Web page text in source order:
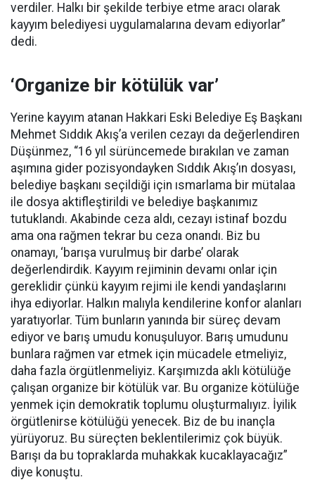
verdiler. Halkı bir şekilde terbiye etme aracı olarak
kayyım belediyesi uygulamalarına devam ediyorlar”
dedi.
‘Organize bir kötülük var’
Yerine kayyım atanan Hakkari Eski Belediye Eş Başkanı
Mehmet Sıddık Akış’a verilen cezayı da değerlendiren
Düşünmez, “16 yıl sürüncemede bırakılan ve zaman
aşımına gider pozisyondayken Sıddık Akış’ın dosyası,
belediye başkanı seçildiği için ısmarlama bir mütalaa
ile dosya aktifleştirildi ve belediye başkanımız
tutuklandı. Akabinde ceza aldı, cezayı istinaf bozdu
ama ona rağmen tekrar bu ceza onandı. Biz bu
onamayı, ‘barışa vurulmuş bir darbe’ olarak
değerlendirdik. Kayyım rejiminin devamı onlar için
gereklidir çünkü kayyım rejimi ile kendi yandaşlarını
ihya ediyorlar. Halkın malıyla kendilerine konfor alanları
yaratıyorlar. Tüm bunların yanında bir süreç devam
ediyor ve barış umudu konuşuluyor. Barış umudunu
bunlara rağmen var etmek için mücadele etmeliyiz,
daha fazla örgütlenmeliyiz. Karşımızda aklı kötülüğe
çalışan organize bir kötülük var. Bu organize kötülüğe
yenmek için demokratik toplumu oluşturmalıyız. İyilik
örgütlenirse kötülüğü yenecek. Biz de bu inançla
yürüyoruz. Bu süreçten beklentilerimiz çok büyük.
Barışı da bu topraklarda muhakkak kucaklayacağız”
diye konuştu.